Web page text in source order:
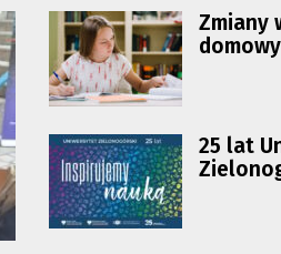
Zmiany
25 lat